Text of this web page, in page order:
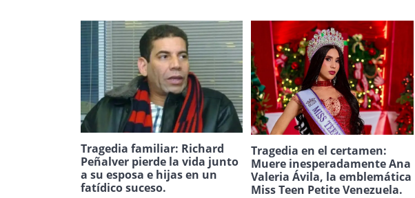
Tragedia familiar: Richard
Peñalver pierde la vida junto
a su esposa e hijas en un
fatídico suceso.
Tragedia en el certamen:
Muere inesperadamente Ana
Valeria Ávila, la emblemática
Miss Teen Petite Venezuela.